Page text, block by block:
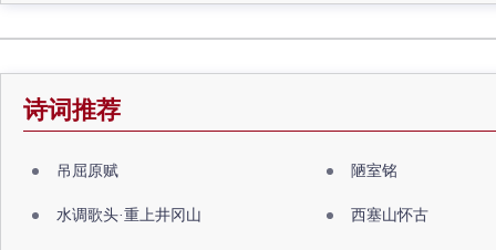
诗词推荐
吊屈原赋 陋室铭
水调歌头·重上井冈山 西塞山怀古